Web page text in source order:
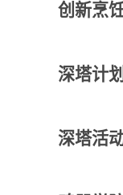
创新烹
深塔计
深塔活